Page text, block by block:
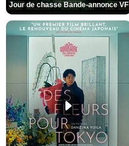
Jour de chasse Bande-annonce VF